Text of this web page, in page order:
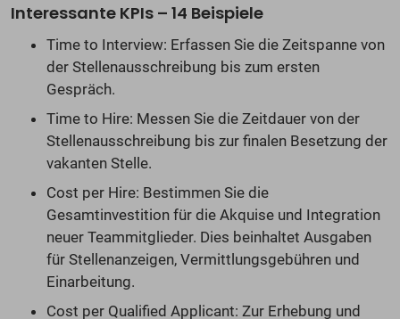
Interessante KPIs – 14 Beispiele
Time to Interview: Erfassen Sie die Zeitspanne von
der Stellenausschreibung bis zum ersten
Gespräch.
Time to Hire: Messen Sie die Zeitdauer von der
Stellenausschreibung bis zur finalen Besetzung der
vakanten Stelle.
Cost per Hire: Bestimmen Sie die
Gesamtinvestition für die Akquise und Integration
neuer Teammitglieder. Dies beinhaltet Ausgaben
für Stellenanzeigen, Vermittlungsgebühren und
Einarbeitung.
Cost per Qualified Applicant: Zur Erhebung und